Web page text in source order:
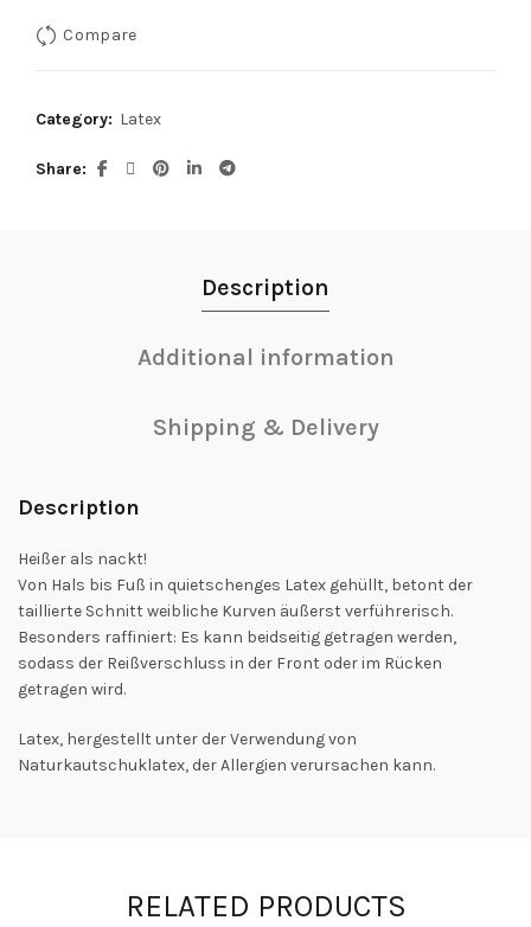
Compare
Category: Latex
Share
Description
Additional information
Shipping & Delivery
Description
Heißer als nackt!
Von Hals bis Fuß in quietschenges Latex gehüllt, betont der
taillierte Schnitt weibliche Kurven äußerst verführerisch.
Besonders raffiniert: Es kann beidseitig getragen werden,
sodass der Reißverschluss in der Front oder im Rücken
getragen wird.
Latex, hergestellt unter der Verwendung von
Naturkautschuklatex, der Allergien verursachen kann.
RELATED PRODUCTS